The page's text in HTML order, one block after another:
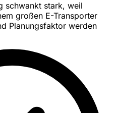
schwankt stark, weil
großen E-Transporter
Planungsfaktor werden